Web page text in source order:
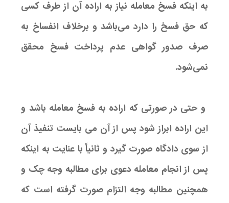
به اینکه فسخ معامله نیاز به اراده آن از طرف کسی
که حق فسخ را دارد می‌باشد و برخلاف انفساخ به
صرف صدور گواهی عدم پرداخت فسخ محقق
نمی‌شود.
و حتی در صورتی که اراده به فسخ معامله باشد و
این اراده ابراز شود پس از آن می بایست تنفیذ آن
از سوی دادگاه صورت گیرد و ثانیاً با عنایت به اینکه
پس از انجام معامله دعوی برای مطالبه وجه چک و
همچنین مطالبه وجه التزام صورت گرفته است که